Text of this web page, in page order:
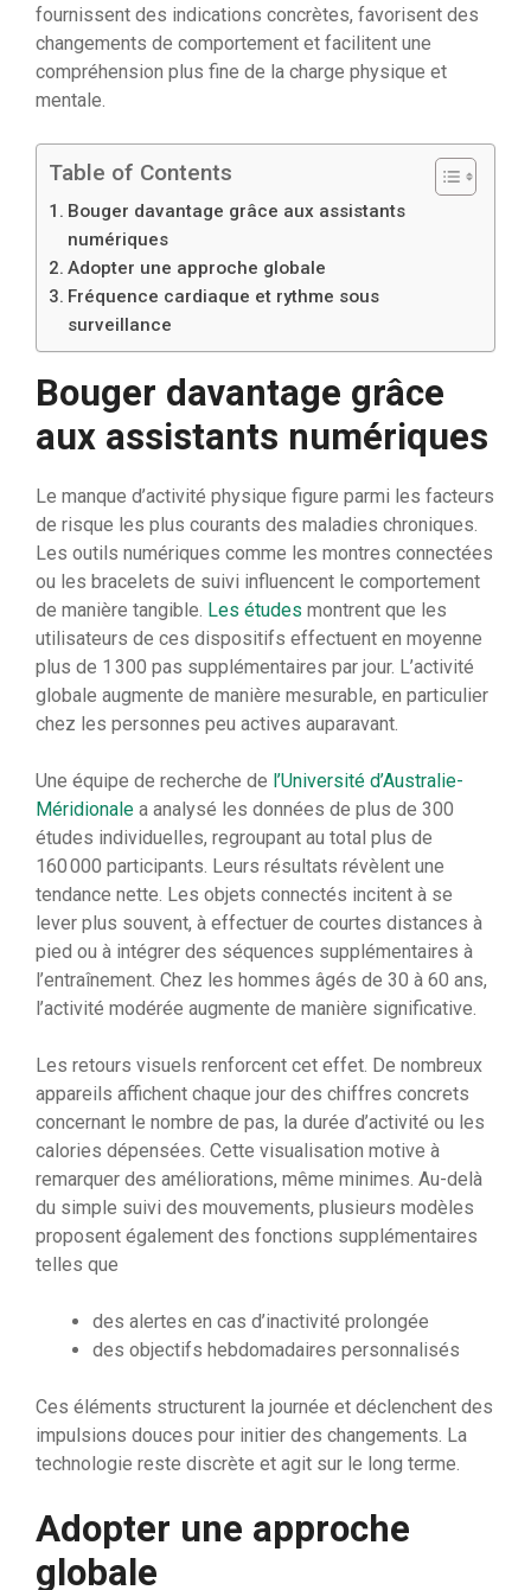
fournissent des indications concrètes, favorisent des
changements de comportement et facilitent une
compréhension plus fine de la charge physique et
mentale.
Table of Contents
Bouger davantage grâce aux assistants
numériques
Adopter une approche globale
Fréquence cardiaque et rythme sous
surveillance
Bouger davantage grâce
aux assistants numériques
Le manque d’activité physique figure parmi les facteurs
de risque les plus courants des maladies chroniques.
Les outils numériques comme les montres connectées
ou les bracelets de suivi influencent le comportement
de manière tangible. Les études montrent que les
utilisateurs de ces dispositifs effectuent en moyenne
plus de 1 300 pas supplémentaires par jour. L’activité
globale augmente de manière mesurable, en particulier
chez les personnes peu actives auparavant.
Une équipe de recherche de l’Université d’Australie-
Méridionale a analysé les données de plus de 300
études individuelles, regroupant au total plus de
160 000 participants. Leurs résultats révèlent une
tendance nette. Les objets connectés incitent à se
lever plus souvent, à effectuer de courtes distances à
pied ou à intégrer des séquences supplémentaires à
l’entraînement. Chez les hommes âgés de 30 à 60 ans,
l’activité modérée augmente de manière significative.
Les retours visuels renforcent cet effet. De nombreux
appareils affichent chaque jour des chiffres concrets
concernant le nombre de pas, la durée d’activité ou les
calories dépensées. Cette visualisation motive à
remarquer des améliorations, même minimes. Au-delà
du simple suivi des mouvements, plusieurs modèles
proposent également des fonctions supplémentaires
telles que
des alertes en cas d’inactivité prolongée
des objectifs hebdomadaires personnalisés
Ces éléments structurent la journée et déclenchent des
impulsions douces pour initier des changements. La
technologie reste discrète et agit sur le long terme.
Adopter une approche
globale